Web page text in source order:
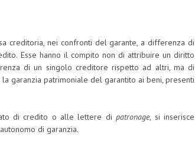
creditoria, nei confronti del garante, a differenza di
Esse hanno il compito non di attribuire un diritto
di un singolo creditore rispetto ad altri, ma di
garanzia patrimoniale del garantito ai beni, presenti
di credito o alle lettere dipatronage, si inserisce
di garanzia.